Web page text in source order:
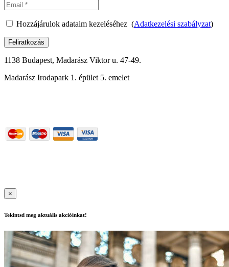
Hozzájárulok adataim kezeléséhez (Adatkezelési szabályzat)
Feliratkozás
1138 Budapest, Madarász Viktor u. 47-49.
Madarász Irodapark 1. épület 5. emelet
×
Tekintsd meg aktuális akcióinkat!